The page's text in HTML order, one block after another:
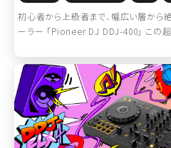
初心者から上級者まで、幅広い層から
ーラー 「Pioneer DJ DDJ-400」 この
突如生産完了、販売終了となり、非
たが […]